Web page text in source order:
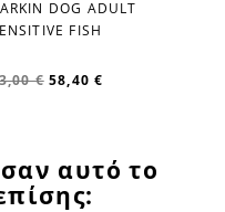
favorite_border
DOG ADULT
FISH
€ 58,40 €
αυτό το